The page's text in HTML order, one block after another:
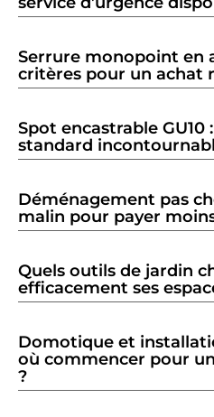
Serrure monopoint en
critères pour un achat
Spot encastrable
standard
Déménagement pas
malin pour payer
Quels outils de jardin
efficacement ses
Domotique et
où commencer pour
?